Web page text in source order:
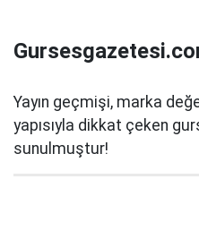
Yayın geçmişi, marka
yapısıyla dikkat çeken
sunulmuştur!